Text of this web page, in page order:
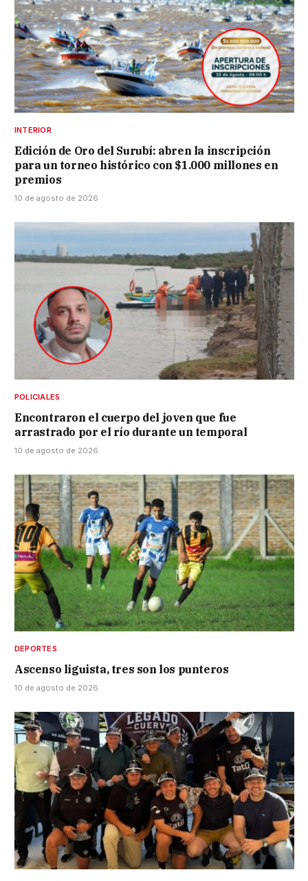
INTERIOR
Edición de Oro del Surubí: abren la inscripción
para un torneo histórico con $1.000 millones en
premios
10 de agosto de 2026
POLICIALES
Encontraron el cuerpo del joven que fue
arrastrado por el río durante un temporal
10 de agosto de 2026
DEPORTES
Ascenso liguista, tres son los punteros
10 de agosto de 2026